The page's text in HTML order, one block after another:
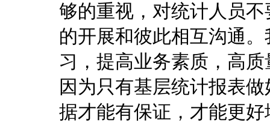
够的重视，对统计人员
的开展和彼此相互沟通
习，提高业务素质，高
因为只有基层统计报表
据才能有保证，才能更